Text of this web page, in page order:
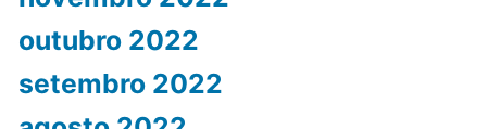
outubro 2022
setembro 2022